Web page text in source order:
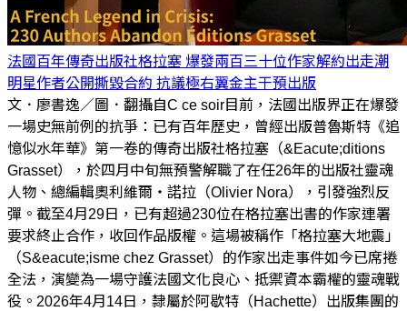
法國百年傳奇出版社格拉塞 爆發兩百三十位作家解約出走潮
明星作者公開撕毀合約 抗議極右翼金主干預出版
文．廖書逸／圖．翻攝自C ce soir目前，法國出版界正在爆發
一場史無前例的抗爭：已有百年歷史，曾經出版普魯斯特《追
憶似水年華》第一卷的傳奇出版社格拉塞（&Eacute;ditions
Grasset），於四月中旬無預警解職了在任26年的出版社靈魂
人物、總編輯奧利維爾・諾拉（Olivier Nora），引發強烈反
彈。截至4月29日，已有超過230位在格拉塞出書的作家連署
要求終止合作，收回作品版權。這場被稱作「格拉塞大地震」
（S&eacute;isme chez Grasset）的作家出走事件如今已席捲
全法，演變為一場守護法國文化良心、抵禦資本霸權的靈魂戰
役。2026年4月14日，隸屬於阿歇特（Hachette）出版集團的